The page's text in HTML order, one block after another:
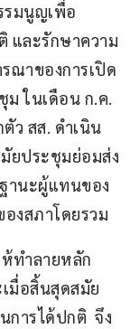
รมนูญเพื่อ
และรักษาความ
ณาของการเปิด
ในเดือน ก.ค.
ว สส. ดำเนิน
ยประชุมย่อมส่ง
านะผู้แทนของ
งสภาโดยรวม
ทำลายหลัก
มื่อสิ้นสุดสมัย
ารได้ปกติ  จึง